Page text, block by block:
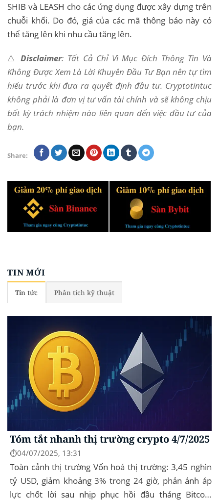
SHIB và LEASH cho các ứng dụng được xây dựng trên
chuỗi khối. Do đó, giá của các mã thông báo này có
thể tăng lên khi nhu cầu tăng lên.
⚠️Disclaimer: Tất Cả Chỉ Vì Mục Đích Thông Tin Và
Không Được Xem Là Lời Khuyên Đầu Tư Bạn nên tự tìm
hiểu trước khi đưa ra quyết định đầu tư. Cryptotintuc
không phải là đơn vị tư vấn tài chính và sẽ không chịu
bất kỳ trách nhiệm nào liên quan đến việc đầu tư của
bạn.
Share:
TIN MỚI
Tin tức Phân tích kỹ thuật
Tóm tắt nhanh thị trường crypto 4/7/2025
⏱️04/07/2025, 13:31
Toàn cảnh thị trường Vốn hoá thị trường: 3,45 nghìn
tỷ USD, giảm khoảng 3% trong 24 giờ, phản ánh áp
lực chốt lời sau nhịp phục hồi đầu tháng‍ Bitcoin